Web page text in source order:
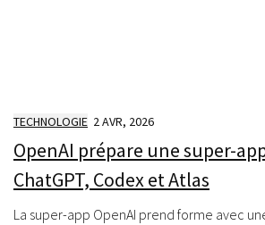
TECHNOLOGIE 2 AVR, 2026
OpenAI prépare une super-
ChatGPT, Codex et Atlas
La super-app OpenAI prend forme avec